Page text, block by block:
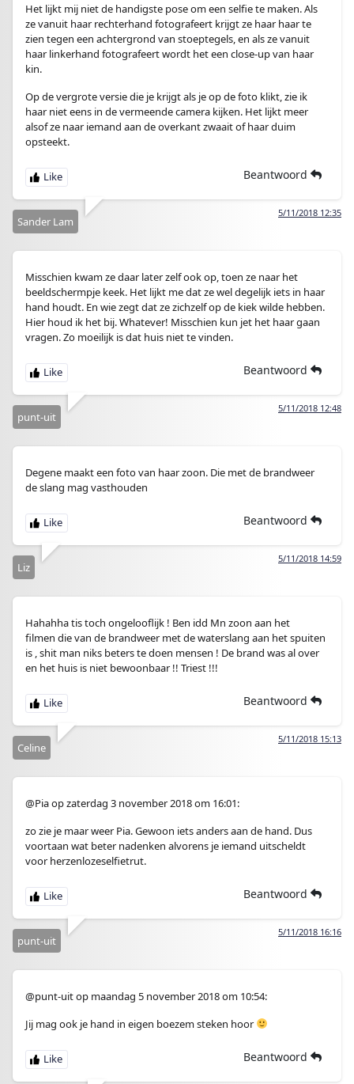
Het lijkt mij niet de handigste pose om een selfie te maken. Als
ze vanuit haar rechterhand fotografeert krijgt ze haar haar te
zien tegen een achtergrond van stoeptegels, en als ze vanuit
haar linkerhand fotografeert wordt het een close-up van haar
kin.
Op de vergrote versie die je krijgt als je op de foto klikt, zie ik
haar niet eens in de vermeende camera kijken. Het lijkt meer
alsof ze naar iemand aan de overkant zwaait of haar duim
opsteekt.
Beantwoord
5/11/2018 12:35
Sander Lam
Misschien kwam ze daar later zelf ook op, toen ze naar het
beeldschermpje keek. Het lijkt me dat ze wel degelijk iets in haar
hand houdt. En wie zegt dat ze zichzelf op de kiek wilde hebben.
Hier houd ik het bij. Whatever! Misschien kun jet het haar gaan
vragen. Zo moeilijk is dat huis niet te vinden.
Beantwoord
5/11/2018 12:48
punt-uit
Degene maakt een foto van haar zoon. Die met de brandweer
de slang mag vasthouden
Beantwoord
5/11/2018 14:59
Liz
Hahahha tis toch ongelooflijk ! Ben idd Mn zoon aan het
filmen die van de brandweer met de waterslang aan het spuiten
is , shit man niks beters te doen mensen ! De brand was al over
en het huis is niet bewoonbaar !! Triest !!!
Beantwoord
5/11/2018 15:13
Celine
@Pia op zaterdag 3 november 2018 om 16:01:
zo zie je maar weer Pia. Gewoon iets anders aan de hand. Dus
voortaan wat beter nadenken alvorens je iemand uitscheldt
voor herzenlozeselfietrut.
Beantwoord
5/11/2018 16:16
punt-uit
@punt-uit op maandag 5 november 2018 om 10:54:
Jij mag ook je hand in eigen boezem steken hoor
Beantwoord